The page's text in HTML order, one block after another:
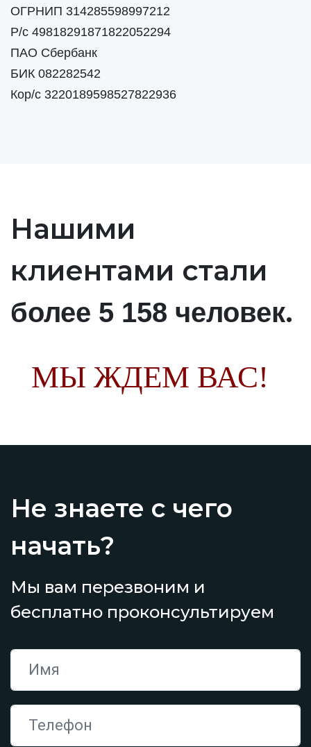
ОГРНИП 314285598997212
Р/с 49818291871822052294
ПАО Сбербанк
БИК 082282542
Кор/с 3220189598527822936
Нашими
клиентами стали
более 5 158 человек.
МЫ ЖДЕМ ВАС!
Не знаете с чего
начать?
Мы вам перезвоним и
бесплатно проконсультируем